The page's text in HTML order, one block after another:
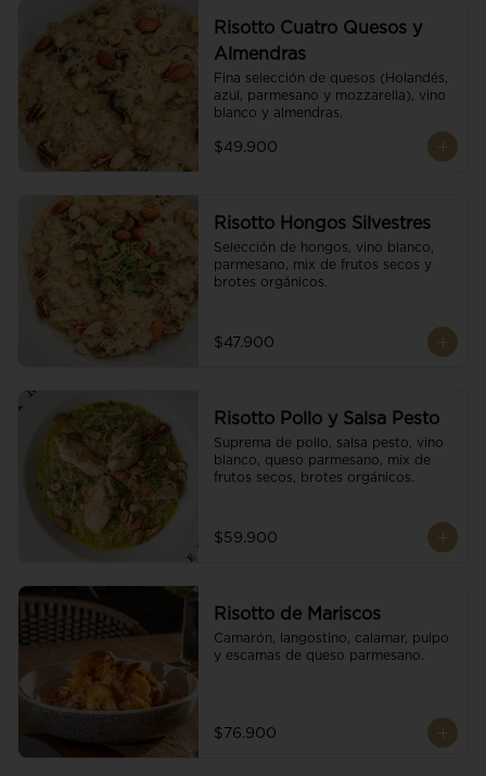
Risotto Cuatro Quesos y
Almendras
Fina selección de quesos (Holandés,
azul, parmesano y mozzarella), vino
blanco y almendras.
$49.900
Risotto Hongos Silvestres
Selección de hongos, vino blanco,
parmesano, mix de frutos secos y
brotes orgánicos.
$47.900
Risotto Pollo y Salsa Pesto
Suprema de pollo, salsa pesto, vino
blanco, queso parmesano, mix de
frutos secos, brotes orgánicos.
$59.900
Risotto de Mariscos
Camarón, langostino, calamar, pulpo
y escamas de queso parmesano.
$76.900